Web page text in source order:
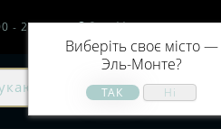
- 20:00 Эль-Монте
Виберіть своє місто —
Эль-Монте?